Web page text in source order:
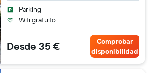
Parking
Wifi gratuito
Desde 35 €
Comprobar
disponibilidad